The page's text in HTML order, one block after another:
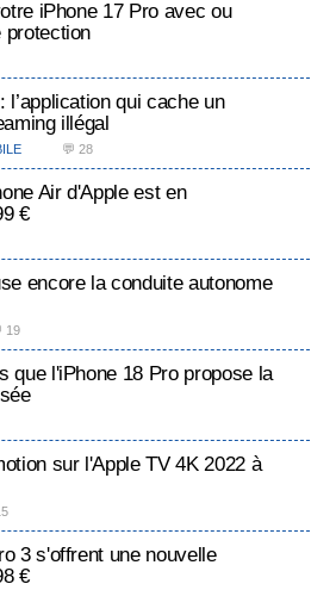
iPhone 17 Pro avec ou
protection
l’application qui cache un
illégal
💬 28
Air d'Apple est en
€
encore la conduite autonome
19
que l'iPhone 18 Pro propose la
sur l'Apple TV 4K 2022 à
3 s'offrent une nouvelle
€